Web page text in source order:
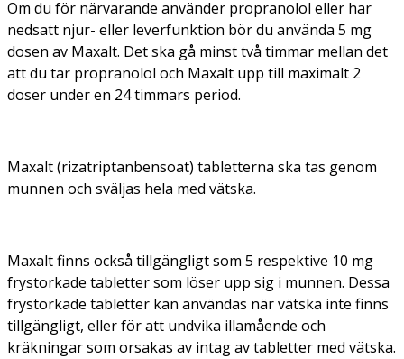
Om du för närvarande använder propranolol eller har
nedsatt njur- eller leverfunktion bör du använda 5 mg
dosen av Maxalt. Det ska gå minst två timmar mellan det
att du tar propranolol och Maxalt upp till maximalt 2
doser under en 24 timmars period.
Maxalt (rizatriptanbensoat) tabletterna ska tas genom
munnen och sväljas hela med vätska.
Maxalt finns också tillgängligt som 5 respektive 10 mg
frystorkade tabletter som löser upp sig i munnen. Dessa
frystorkade tabletter kan användas när vätska inte finns
tillgängligt, eller för att undvika illamående och
kräkningar som orsakas av intag av tabletter med vätska.